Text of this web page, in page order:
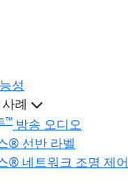
성
례
™ 방송 오디오
® 선반 라벨
® 네트워크 조명 제어